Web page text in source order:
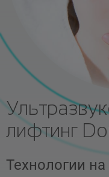
лифтинг
Технологии